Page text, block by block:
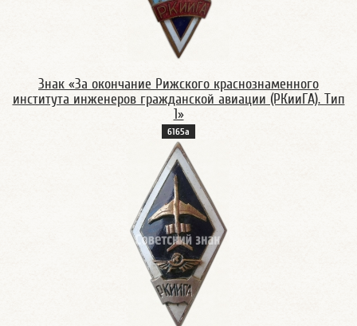
Знак «За окончание Рижского краснознаменного
института инженеров гражданской авиации (РКииГА). Тип
1»
6165а